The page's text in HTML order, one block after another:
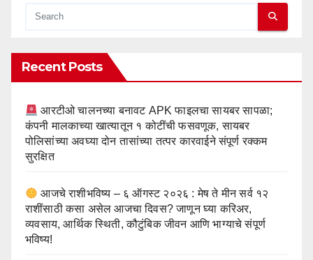
Recent Posts
आरटीओ चालनच्या बनावट APK फाइलचा सायबर सापळा;
कंपनी मालकाच्या खात्यातून १ कोटींची फसवणूक, सायबर
पोलिसांच्या अवघ्या दोन तासांच्या तत्पर कारवाईने संपूर्ण रक्कम
सुरक्षित
आजचे राशीभविष्य – ६ ऑगस्ट २०२६ : मेष ते मीन सर्व १२
राशींसाठी कसा असेल आजचा दिवस? जाणून घ्या करिअर,
व्यवसाय, आर्थिक स्थिती, कौटुंबिक जीवन आणि भाग्याचे संपूर्ण
भविष्य!